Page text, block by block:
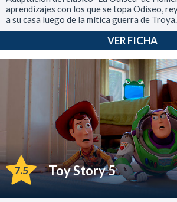
aprendizajes con los que se topa Odiseo,
a su casa luego de la mítica guerra de Troya.
VER FICHA
7.5 Toy Story 5